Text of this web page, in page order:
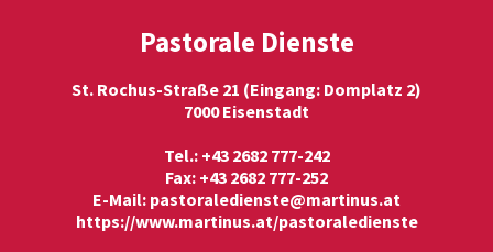
Pastorale Dienste
St. Rochus-Straße 21 (Eingang: Domplatz 2)
7000 Eisenstadt
Tel.: +43 2682 777-242
Fax: +43 2682 777-252
E-Mail: pastoraledienste@martinus.at
https://www.martinus.at/pastoraledienste